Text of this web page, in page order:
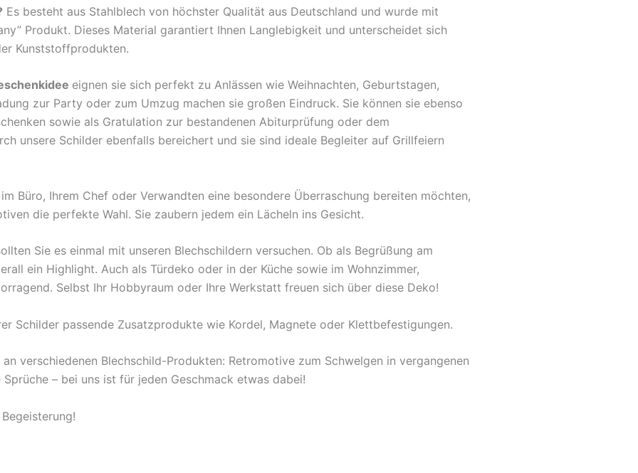
Es besteht aus Stahlblech von höchster Qualität aus Deutschland und wurde mit
Produkt. Dieses Material garantiert Ihnen Langlebigkeit und unterscheidet sich
Kunststoffprodukten.
eignen sie sich perfekt zu Anlässen wie Weihnachten, Geburtstagen,
zur Party oder zum Umzug machen sie großen Eindruck. Sie können sie ebenso
sowie als Gratulation zur bestandenen Abiturprüfung oder dem
unsere Schilder ebenfalls bereichert und sie sind ideale Begleiter auf Grillfeiern
Büro, Ihrem Chef oder Verwandten eine besondere Überraschung bereiten möchten,
die perfekte Wahl. Sie zaubern jedem ein Lächeln ins Gesicht.
Sie es einmal mit unseren Blechschildern versuchen. Ob als Begrüßung am
ein Highlight. Auch als Türdeko oder in der Küche sowie im Wohnzimmer,
Selbst Ihr Hobbyraum oder Ihre Werkstatt freuen sich über diese Deko!
Schilder passende Zusatzprodukte wie Kordel, Magnete oder Klettbefestigungen.
verschiedenen Blechschild-Produkten: Retromotive zum Schwelgen in vergangenen
– bei uns ist für jeden Geschmack etwas dabei!